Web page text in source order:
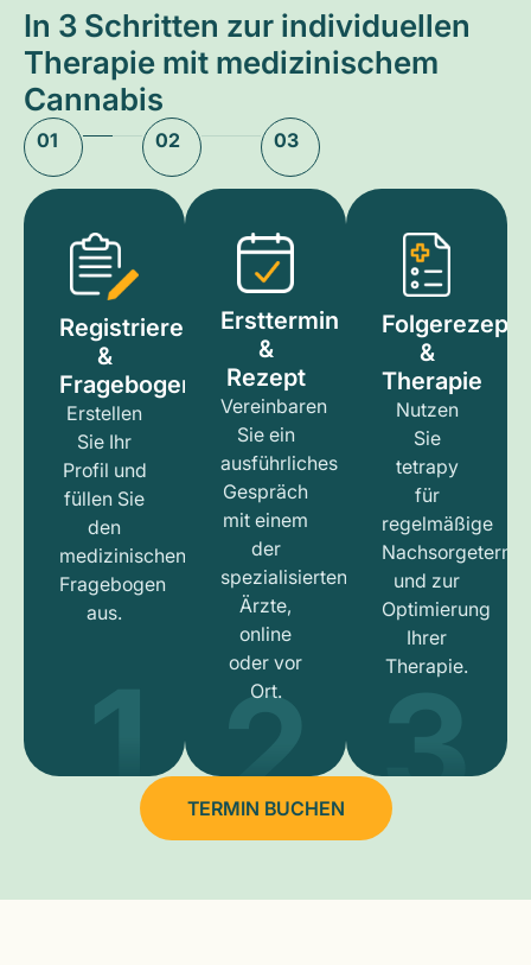
In 3 Schritten zur individuellen
Therapie mit medizinischem
Cannabis
01 02 03
Registrieren
&
Fragebogen
Erstellen
Sie Ihr
Profil und
füllen Sie
den
medizinischen
Fragebogen
aus.
1
Ersttermin
&
Rezept
Vereinbaren
Sie ein
ausführliches
Gespräch
mit einem
der
spezialisierten
Ärzte,
online
oder vor
Ort.
2
Folgerezept
&
Therapie
Nutzen
Sie
tetrapy
für
regelmäßige
und zur
Optimierung
Ihrer
Therapie.
3
TERMIN BUCHEN